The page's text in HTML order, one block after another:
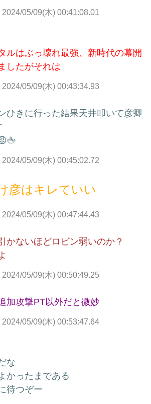
2024/05/09(木) 00:41:08.01
ルはぶっ壊れ最強、新時代の幕開
したがそれは
2024/05/09(木) 00:43:34.93
ひきに行った結果天井叩いて彦卿
2024/05/09(木) 00:45:02.72
彦はキレていい
2024/05/09(木) 00:47:44.43
かないほどロビン弱いのか？
2024/05/09(木) 00:50:49.25
加攻撃PT以外だと微妙
2024/05/09(木) 00:53:47.64
な
かったまである
待つぞー